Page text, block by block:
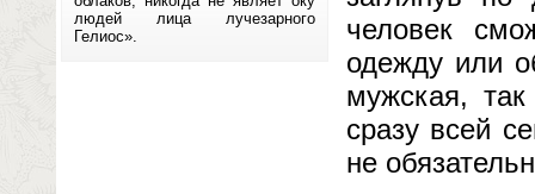
людей лица лучезарного
Гелиос».
человек
одежду или
мужская,
сразу всей
не